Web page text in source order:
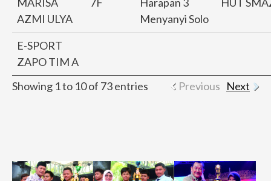
AZMI ULYA
Menyanyi Solo
E-SPORT
ZAPO TIM A
Showing 1 to 10 of 73 entries
Previous Next